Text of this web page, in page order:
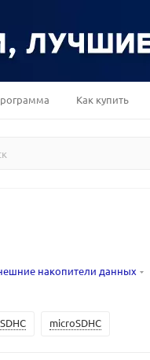
Как купить
накопители данных
SDHC microSDHC